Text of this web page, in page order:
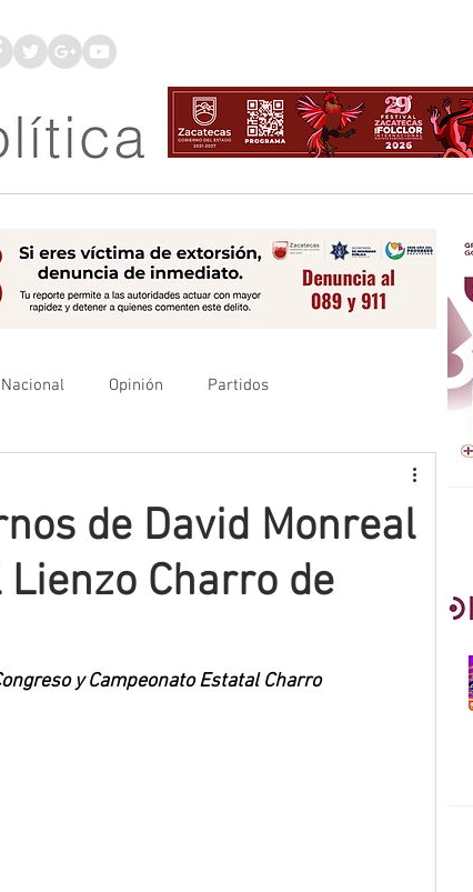
Nacional Opinión Partidos
de David Monreal
Charro de
y Campeonato Estatal Charro